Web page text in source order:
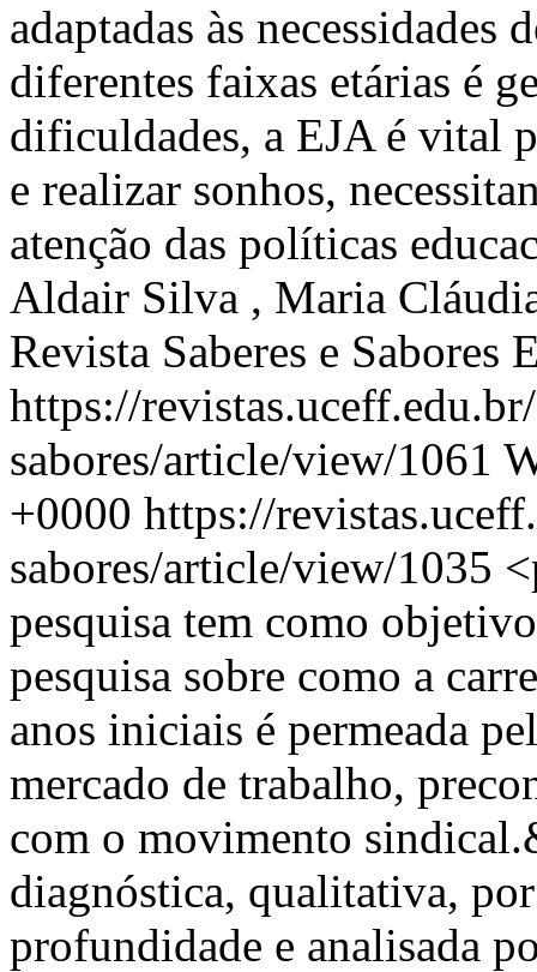
adaptadas às
diferentes faixas etárias é
dificuldades, a EJA é vital
e realizar sonhos,
atenção das políticas
Aldair Silva , Maria
Revista Saberes e Sabores
https://
sabores/article/view/1061
+0000 https://
sabores/article/view/1035
pesquisa tem como
pesquisa sobre como a
anos iniciais é permeada
mercado de trabalho,
com o movimento
diagnóstica, qualitativa,
profundidade e analisada